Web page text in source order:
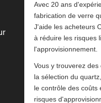
Avec 20 ans
fabrication de verre
J'aide les acheteurs
à réduire les risques
l'approvisionnement.
Vous y trouverez
la sélection du
le contrôle des coûts
risques